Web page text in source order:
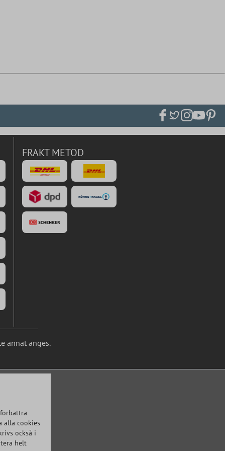
FRAKT METOD
annat anges.
alla cookies
också i
helt